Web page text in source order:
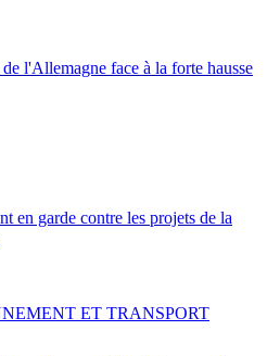
l'Allemagne face à la forte hausse
en garde contre les projets de la
ET TRANSPORT